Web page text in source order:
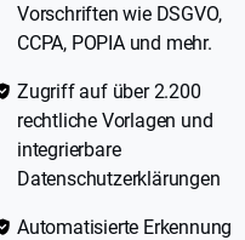
Vorschriften wie DSGVO,
CCPA, POPIA und mehr.
Zugriff auf über 2.200
rechtliche Vorlagen und
integrierbare
Datenschutzerklärungen
Automatisierte Erkennung